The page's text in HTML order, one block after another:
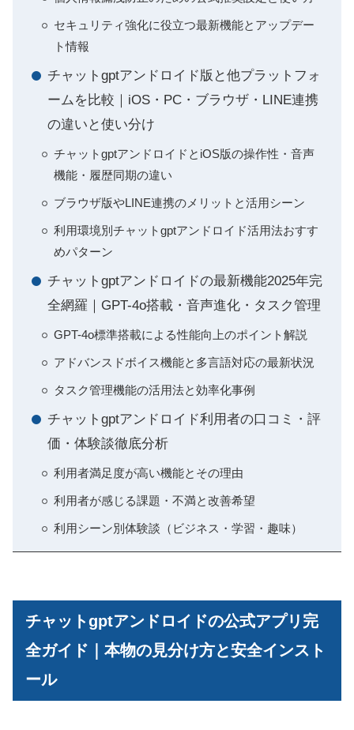
セキュリティ強化に役立つ最新機能とアップデー
ト情報
チャットgptアンドロイド版と他プラットフォ
ームを比較｜iOS・PC・ブラウザ・LINE連携
の違いと使い分け
チャットgptアンドロイドとiOS版の操作性・音声
機能・履歴同期の違い
ブラウザ版やLINE連携のメリットと活用シーン
利用環境別チャットgptアンドロイド活用法おすす
めパターン
チャットgptアンドロイドの最新機能2025年完
全網羅｜GPT-4o搭載・音声進化・タスク管理
GPT-4o標準搭載による性能向上のポイント解説
アドバンスドボイス機能と多言語対応の最新状況
タスク管理機能の活用法と効率化事例
チャットgptアンドロイド利用者の口コミ・評
価・体験談徹底分析
利用者満足度が高い機能とその理由
利用者が感じる課題・不満と改善希望
利用シーン別体験談（ビジネス・学習・趣味）
チャットgptアンドロイドの公式アプリ完
全ガイド｜本物の見分け方と安全インスト
ール